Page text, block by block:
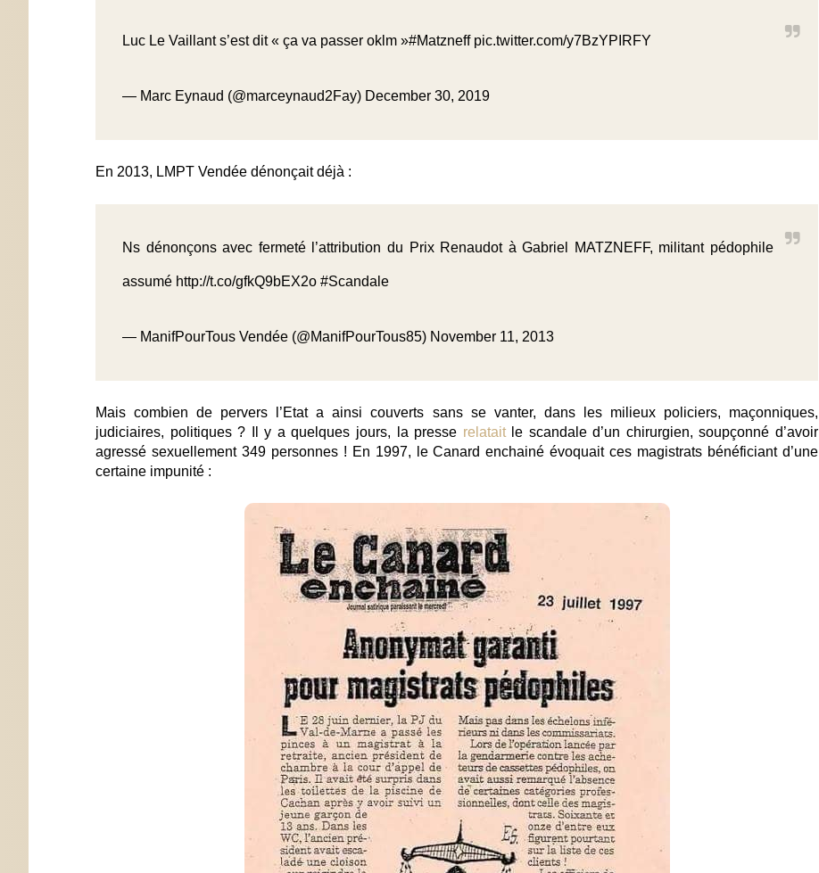
Luc Le Vaillant s’est dit « ça va passer oklm »#Matzneff pic.twitter.com/y7BzYPIRFY
— Marc Eynaud (@marceynaud2Fay) December 30, 2019
En 2013, LMPT Vendée dénonçait déjà :
Ns dénonçons avec fermeté l’attribution du Prix Renaudot à Gabriel MATZNEFF, militant pédophile
assumé http://t.co/gfkQ9bEX2o #Scandale
— ManifPourTous Vendée (@ManifPourTous85) November 11, 2013
Mais combien de pervers l’Etat a ainsi couverts sans se vanter, dans les milieux policiers, maçonniques,
judiciaires, politiques ? Il y a quelques jours, la presse relataitle scandale d’un chirurgien, soupçonné d’avoir
agressé sexuellement349 personnes ! En 1997, le Canard enchainé évoquait ces magistrats bénéficiant d’une
certaine impunité :